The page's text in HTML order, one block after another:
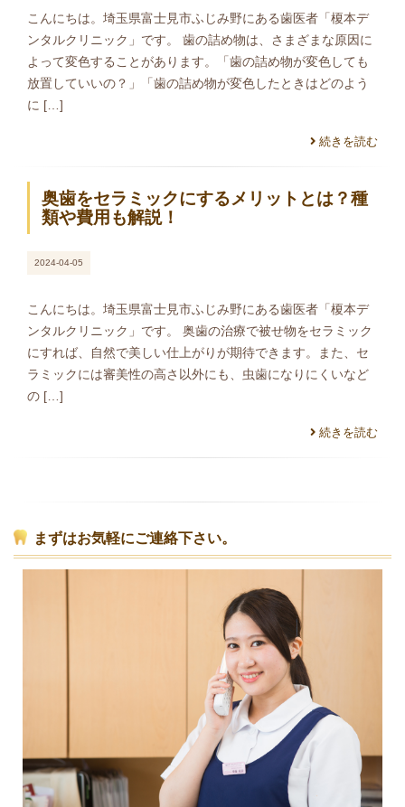
こんにちは。埼玉県富士見市ふじみ野にある歯医者「榎本デ
ンタルクリニック」です。 歯の詰め物は、さまざまな原因に
よって変色することがあります。「歯の詰め物が変色しても
放置していいの？」「歯の詰め物が変色したときはどのよう
に […]
続きを読む
奥歯をセラミックにするメリットとは？種
類や費用も解説！
2024-04-05
こんにちは。埼玉県富士見市ふじみ野にある歯医者「榎本デ
ンタルクリニック」です。 奥歯の治療で被せ物をセラミック
にすれば、自然で美しい仕上がりが期待できます。また、セ
ラミックには審美性の高さ以外にも、虫歯になりにくいなど
の […]
続きを読む
まずはお気軽にご連絡下さい。